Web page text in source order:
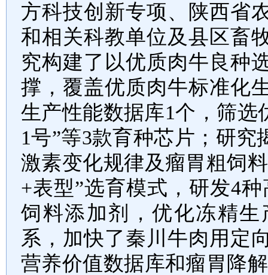
方科技创新专项、陕西省
和相关科教单位及县区畜
究构建了 以优质肉牛良种
撑，覆盖优质肉牛标准化
生产性能数据库1个 ，筛
1号”等3款育种芯片；研究
激素变化规律及瘤胃粗饲料
+表型”选育模式， 研发4种
饲料添加剂
， 优化冻精生
系， 加快了秦川牛肉用定
营养价值数据库和瘤胃降